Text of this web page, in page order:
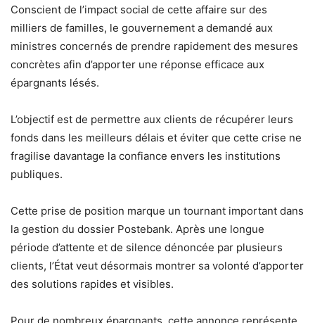
Conscient de l’impact social de cette affaire sur des
milliers de familles, le gouvernement a demandé aux
ministres concernés de prendre rapidement des mesures
concrètes afin d’apporter une réponse efficace aux
épargnants lésés.
L’objectif est de permettre aux clients de récupérer leurs
fonds dans les meilleurs délais et éviter que cette crise ne
fragilise davantage la confiance envers les institutions
publiques.
Cette prise de position marque un tournant important dans
la gestion du dossier Postebank. Après une longue
période d’attente et de silence dénoncée par plusieurs
clients, l’État veut désormais montrer sa volonté d’apporter
des solutions rapides et visibles.